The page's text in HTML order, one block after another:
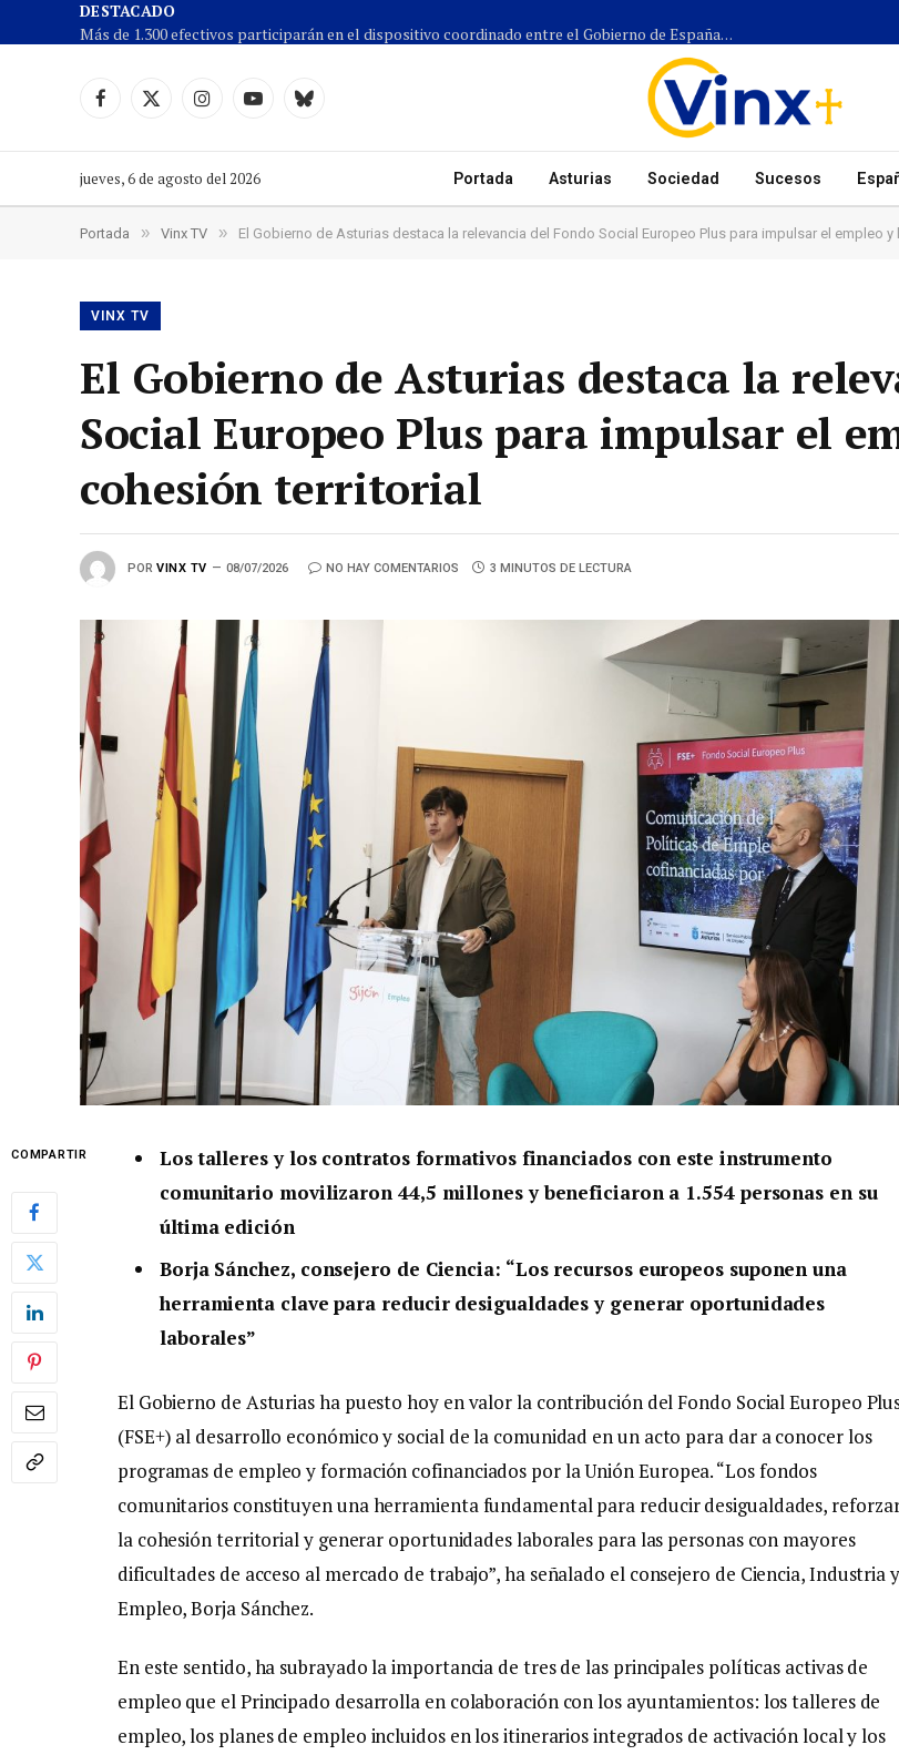
DESTACADO
Más de 1.300 efectivos participarán en el dispositivo coordinado entre el Gobierno de España, el Principado de Asturias y los ayuntamientos para el eclipse del 12 de agosto
Facebook
X
InstagramYouTubeCielo
jueves, 6 de agosto del 2026 Portada Asturias Sociedad Sucesos
Portada » Vinx TV » El Gobierno de Asturias destaca la relevancia del Fondo Social Europeo Plus para impulsar el empleo y
VINX TV
El Gobierno de Asturias destaca la
Social Europeo Plus para impulsar el
cohesión territorial
POR VINX TV 08/07/2026 NO HAY COMENTARIOS 3 MINUTOS DE LECTURA
COMPARTIR
Los talleres y los contratos formativos financiados con este instrumento
comunitario movilizaron 44,5 millones y beneficiaron a 1.554 personas en su
última edición
Borja Sánchez, consejero de Ciencia: “Los recursos europeos suponen una
herramienta clave para reducir desigualdades y generar oportunidades
laborales”
El Gobierno de Asturias ha puesto hoy en valor la contribución del Fondo Social Europeo
(FSE+) al desarrollo económico y social de la comunidad en un acto para dar a conocer los
programas de empleo y formación cofinanciados por la Unión Europea. “Los fondos
comunitarios constituyen una herramienta fundamental para reducir desigualdades,
la cohesión territorial y generar oportunidades laborales para las personas con mayores
dificultades de acceso al mercado de trabajo”, ha señalado el consejero de Ciencia, Industria y
Empleo, Borja Sánchez.
En este sentido, ha subrayado la importancia de tres de las principales políticas activas de
empleo que el Principado desarrolla en colaboración con los ayuntamientos: los talleres de
empleo, los planes de empleo incluidos en los itinerarios integrados de activación local y los